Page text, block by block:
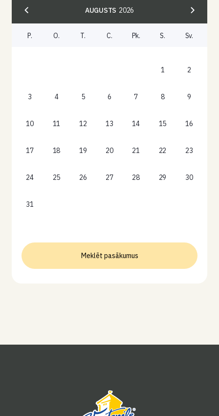
AUGUSTS 2026
P. O. T. C. Pk. S. Sv.
1 2
3 4 5 6 7 8 9
10 11 12 13 14 15 16
17 18 19 20 21 22 23
24 25 26 27 28 29 30
31
Meklēt pasākumus